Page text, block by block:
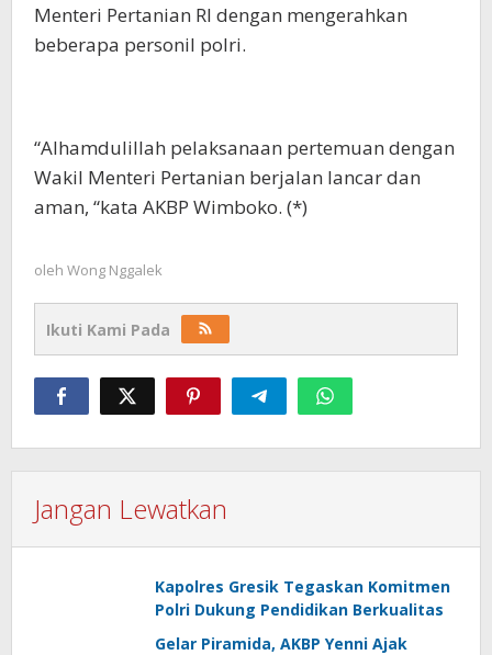
Menteri Pertanian RI dengan mengerahkan
beberapa personil polri.
“Alhamdulillah pelaksanaan pertemuan dengan
Wakil Menteri Pertanian berjalan lancar dan
aman, “kata AKBP Wimboko. (*)
oleh Wong Nggalek
Ikuti Kami Pada
Jangan Lewatkan
Kapolres Gresik Tegaskan Komitmen
Polri Dukung Pendidikan Berkualitas
Gelar Piramida, AKBP Yenni Ajak